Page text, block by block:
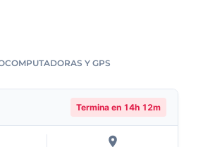
Y GPS
Termina en 14h 12m